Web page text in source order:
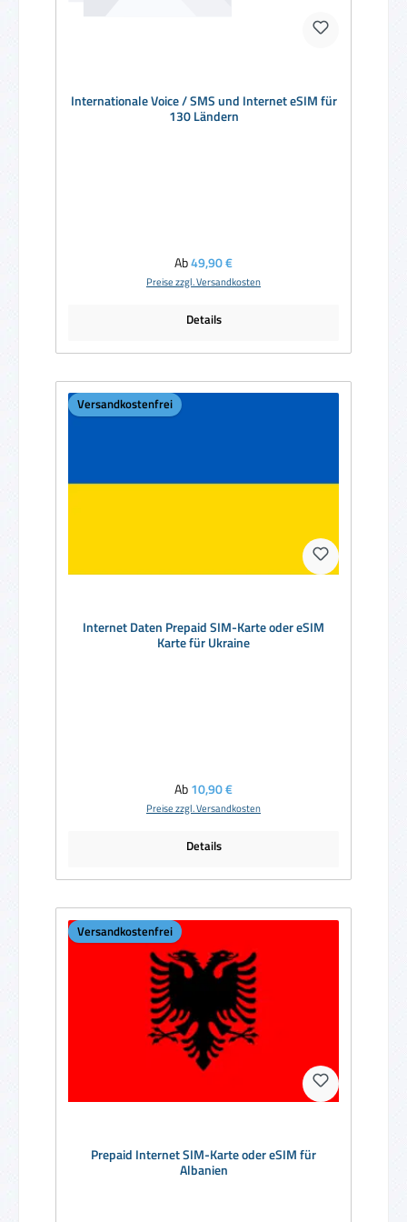
Internationale Voice / SMS und Internet eSIM für
130 Ländern
Regulärer Preis:
Ab49,90 €
Preise zzgl. Versandkosten
Details
Versandkostenfrei
Internet Daten Prepaid SIM-Karte oder eSIM
Karte für Ukraine
Regulärer Preis:
Ab10,90 €
Preise zzgl. Versandkosten
Details
Versandkostenfrei
Prepaid Internet SIM-Karte oder eSIM für
Albanien